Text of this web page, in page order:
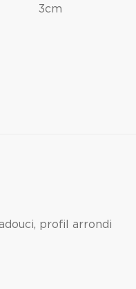
3cm
profil arrondi